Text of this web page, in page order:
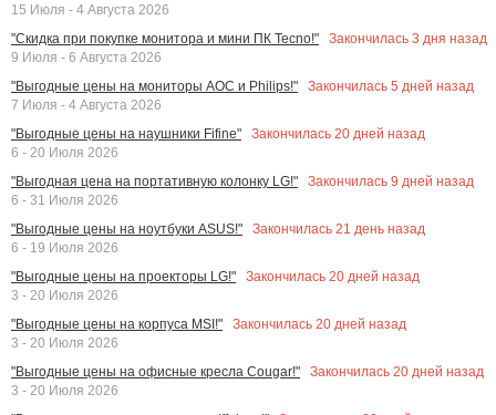
15 Июля - 4 Августа 2026
"Скидка при покупке монитора и мини ПК Tecno!"
Закончилась 3 дня назад
9 Июля - 6 Августа 2026
"Выгодные цены на мониторы AOC и Philips!"
Закончилась 5 дней назад
7 Июля - 4 Августа 2026
"Выгодные цены на наушники Fifine"
Закончилась 20 дней назад
6 - 20 Июля 2026
"Выгодная цена на портативную колонку LG!"
Закончилась 9 дней назад
6 - 31 Июля 2026
"Выгодные цены на ноутбуки ASUS!"
Закончилась 21 день назад
6 - 19 Июля 2026
"Выгодные цены на проекторы LG!"
Закончилась 20 дней назад
3 - 20 Июля 2026
"Выгодные цены на корпуса MSI!"
Закончилась 20 дней назад
3 - 20 Июля 2026
"Выгодные цены на офисные кресла Cougar!"
Закончилась 20 дней назад
3 - 20 Июля 2026